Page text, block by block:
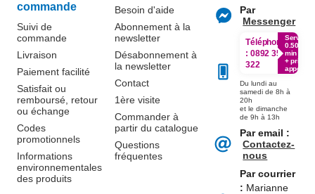
commande
Suivi de
commande
Livraison
Paiement facilité
Satisfait ou
remboursé, retour
ou échange
Codes
promotionnels
Informations
environnementales
des produits
Besoin d'aide
Abonnement à la
newsletter
Désabonnement à
la newsletter
Contact
1ère visite
Commander à
partir du catalogue
Questions
fréquentes
Par
Messenger
Téléphone
: 0892 350
322
Service
0.50€ /
min
+ prix
appel
Du lundi au
samedi de 8h à
20h
et le dimanche
de 9h à 13h
Par email :
Contactez-
nous
Par courrier
: Marianne